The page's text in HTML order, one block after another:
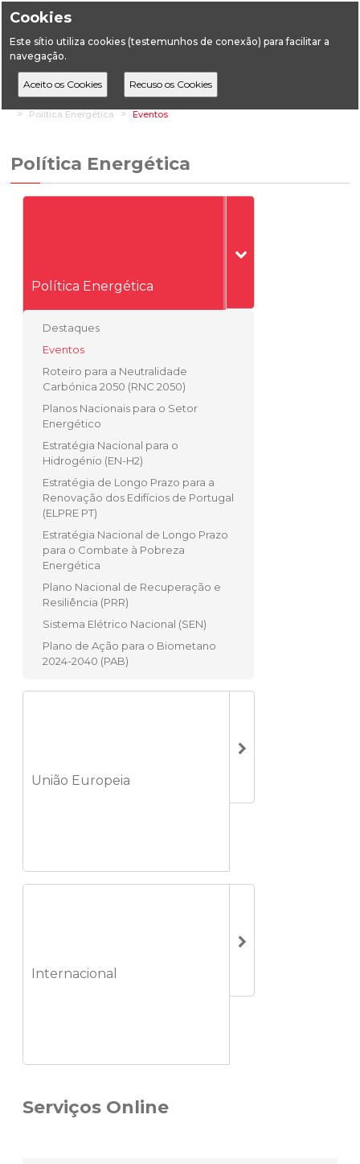
Cookies
Este sítio utiliza cookies (testemunhos de conexão) para facilitar a
navegação.
HomeÁreas Transversais
Relações Institucionais e de Mercado
Política Energética
Eventos
Política Energética
Política Energética
Destaques
Eventos
Roteiro para a Neutralidade
Carbónica 2050 (RNC 2050)
Planos Nacionais para o Setor
Energético
Estratégia Nacional para o
Hidrogénio (EN-H2)
Estratégia de Longo Prazo para a
Renovação dos Edifícios de Portugal
(ELPRE PT)
Estratégia Nacional de Longo Prazo
para o Combate à Pobreza
Energética
Plano Nacional de Recuperação e
Resiliência (PRR)
Sistema Elétrico Nacional (SEN)
Plano de Ação para o Biometano
2024-2040 (PAB)
União Europeia
Internacional
Serviços Online